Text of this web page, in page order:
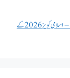
Islamic Quiz 2026 In Urdu – اسلامی کویز 2026 کے